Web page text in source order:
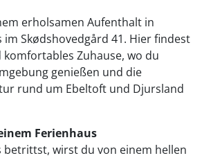
erholsamen Aufenthalt in
im Skødshovedgård 41. Hier findest
Zuhause, wo du
genießen und die
rund um Ebeltoft und Djursland
Ferienhaus
betrittst, wirst du von einem hellen